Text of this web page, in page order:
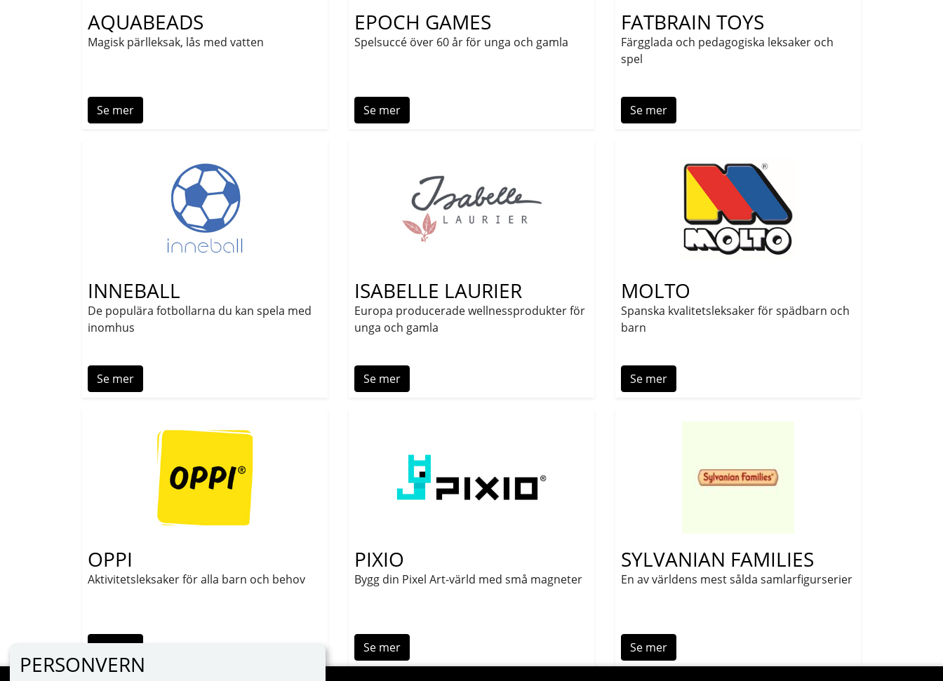
AQUABEADS
Magisk pärlleksak, lås med vatten
Se mer
EPOCH GAMES
Spelsuccé över 60 år för unga och gamla
Se mer
FATBRAIN TOYS
Färgglada och pedagogiska leksaker och
spel
Se mer
INNEBALL
De populära fotbollarna du kan spela med
inomhus
Se mer
ISABELLE LAURIER
Europa producerade wellnessprodukter för
unga och gamla
Se mer
MOLTO
Spanska kvalitetsleksaker för spädbarn och
barn
Se mer
OPPI
Aktivitetsleksaker för alla barn och behov
Se mer
PIXIO
Bygg din Pixel Art-värld med små magneter
Se mer
SYLVANIAN FAMILIES
En av världens mest sålda samlarfigurserier
Se mer
PERSONVERN